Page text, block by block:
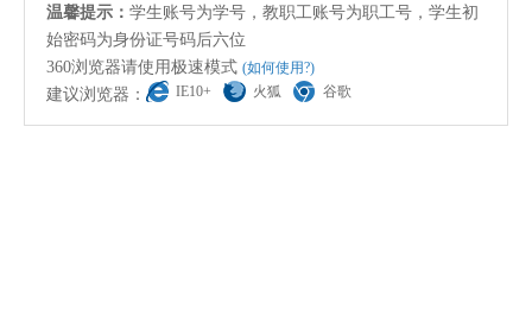
温馨提示： 学生账号为学号，教职工账号为职工号，学生初
始密码为身份证号码后六位
360浏览器请使用极速模式 (如何使用?)
建议浏览器： IE10+ 火狐 谷歌